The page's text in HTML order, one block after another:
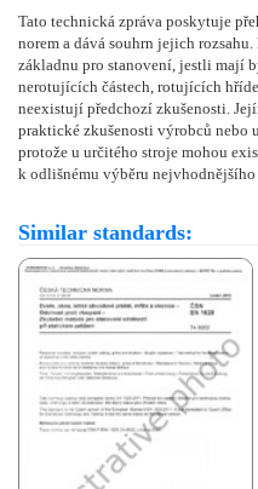
Tato technická zpráva poskytuje
norem a dává souhrn jejich
základnu pro stanovení, jestli mají
nerotujících částech, rotujících
neexistují předchozí zkušenosti.
praktické zkušenosti výrobců
protože u určitého stroje mohou
k odlišnému výběru nejvhodnějšího
Similar standards: